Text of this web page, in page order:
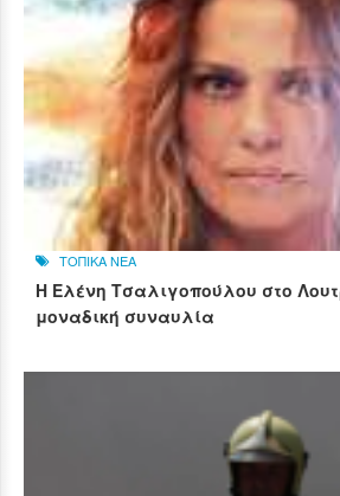
ΤΟΠΙΚΑ ΝΕΑ
Η Ελένη Τσαλιγοπούλου στο
μοναδική συναυλία